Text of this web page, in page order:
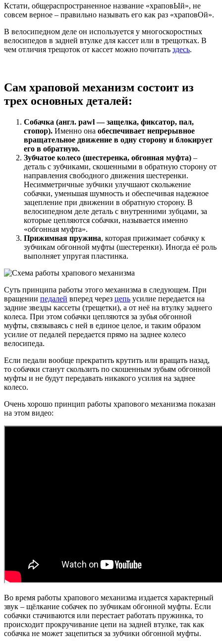
Кстати, общераспространенное название «храповЫй», не
совсем верное – правильно называть его как раз «храповОй».
В велосипедном деле он используется у многоскоростных
велосипедов в задней втулке для кассет или в трещотках. В
чем отличия трещоток от кассет можно почитать здесь.
Сам храповой механизм состоит из
трех основных деталей:
Собачка (англ. pawl — защелка, фиксатор, пал,
стопор). Именно она обеспечивает непрерывное
вращательное движение в одну сторону и блокирует
его в обратную.
Зубчатое колесо (шестеренка, обгонная муфта) –
деталь с зубчиками, скошенными в обратную сторону от
направления свободного движения шестеренки.
Несимметричные зубчики улучшают скольжение
собачки, уменьшая шумность и обеспечивая надежное
зацепление при движении в обратную сторону. В
велосипедном деле деталь с внутренними зубцами, за
которые цепляются собачки, называется именно
«обгонная муфта».
Прижимная пружина, которая прижимает собачку к
зубчикам обгонной муфты (шестеренки). Иногда её роль
выполняет упругая пластинка.
Суть принципа работы этого механизма в следующем. При
вращении педалей вперед через цепь усилие передается на
задние звезды кассеты (трещетки), а от неё на втулку заднего
колеса. При этом собачки цепляются за зубья обгонной
муфты, связываясь с ней в единое целое, и таким образом
усилие от педалей передается прямо на заднее колесо
велосипеда.
Если педали вообще прекратить крутить или вращать назад,
то собачки станут скользить по скошенным зубьям обгонной
муфты и не будут передавать никакого усилия на заднее
колесо.
Очень хорошо принцип работы храпового механизма показан
на этом видео:
Во время работы храпового механизма издается характерный
звук – щёлкание собачек по зубчикам обгонной муфты. Если
собачки стачиваются или перестает работать пружинка, то
происходит прокручивание цепи на задней втулке, так как
собачка не может зацепиться за зубчики обгонной муфты.